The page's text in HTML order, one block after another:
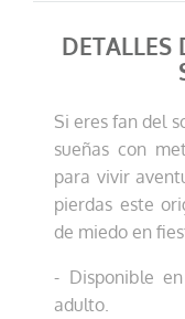
DETALLES
Si eres fan del
sueñas con
para vivir
pierdas este
de miedo en
- Disponible
adulto.